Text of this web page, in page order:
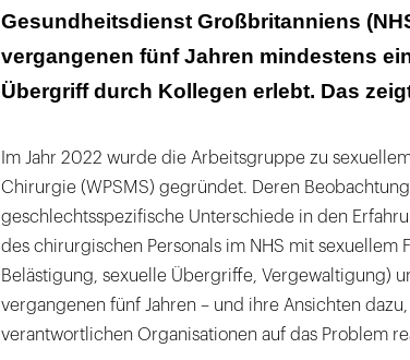
Gesundheitsdienst Großbritanniens
vergangenen fünf Jahren mindestens
Übergriff durch Kollegen erlebt. Das
Im Jahr 2022 wurde die Arbeitsgruppe zu
Chirurgie (WPSMS) gegründet. Deren
geschlechtsspezifische Unterschiede in den
des chirurgischen Personals im NHS mit sexuellem
Belästigung, sexuelle Übergriffe, Vergewaltigung)
vergangenen fünf Jahren – und ihre Ansichten
verantwortlichen Organisationen auf das Problem